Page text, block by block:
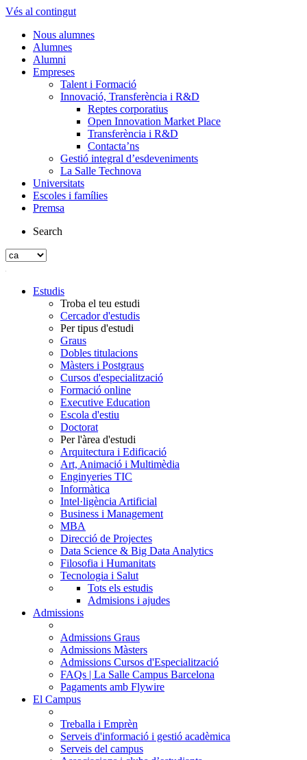
Vés al contingut
Nous alumnes
Alumnes
Alumni
Empreses
Talent i Formació
Innovació, Transferència i R&D
Reptes corporatius
Open Innovation Market Place
Transferència i R&D
Contacta’ns
Gestió integral d’esdeveniments
La Salle Technova
Universitats
Escoles i famílies
Premsa
Search
Estudis
Troba el teu estudi
Cercador d'estudis
Per tipus d'estudi
Graus
Dobles titulacions
Màsters i Postgraus
Cursos d'especialització
Formació online
Executive Education
Escola d'estiu
Doctorat
Per l'àrea d'estudi
Arquitectura i Edificació
Art, Animació i Multimèdia
Enginyeries TIC
Informàtica
Intel·ligència Artificial
Business i Management
MBA
Direcció de Projectes
Data Science & Big Data Analytics
Filosofia i Humanitats
Tecnologia i Salut
Tots els estudis
Admisions i ajudes
Admissions
Admissions Graus
Admissions Màsters
Admissions Cursos d'Especialització
FAQs | La Salle Campus Barcelona
Pagaments amb Flywire
El Campus
Treballa i Emprèn
Serveis d'informació i gestió acadèmica
Serveis del campus